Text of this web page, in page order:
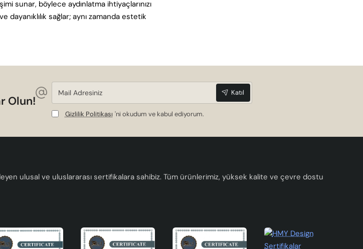
sunar, böylece aydınlatma ihtiyaçlarınızı
sağlar; aynı zamanda estetik
Olun!
Mail
Adresiniz
Katıl
Gizlilik Politikası 'ni okudum ve kabul ediyorum.
ulusal ve uluslararası sertifikalara sahibiz. Tüm ürünlerimiz, yüksek kalite ve çevre dostu